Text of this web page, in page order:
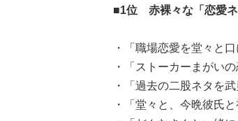
■1位 赤裸々な「恋愛ネ
・「職場恋愛を堂々と
・「ストーカーまがい
・「過去の二股ネタを
・「堂々と、今晩彼氏